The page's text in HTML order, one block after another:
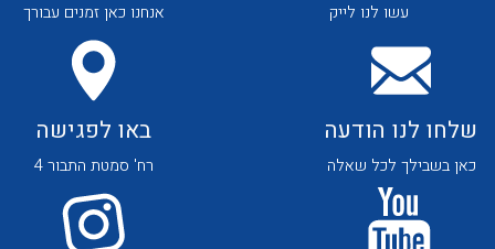
לכל מוצרי היצרן לכל מוצרי היצרן
עשו לנו לייק אנחנו כאן זמנים עבורך
שלחו לנו הודעה
כאן בשבילך לכל שאלה
באו לפגישה
רח' סמטת התבור 4